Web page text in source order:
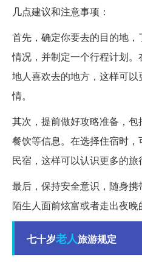
几点建议和注意事项：
首先，确定你要去的目的地
情况，并制定一个行程计划
地人喜欢去的地方，这样可
情。
其次，提前做好攻略准备，包
餐饮等信息。在选择住宿时
民宿，这样可以认识更多的旅
最后，保持安全意识，随身
陌生人面前炫富或者走出夜晚
七十岁老人旅游规定